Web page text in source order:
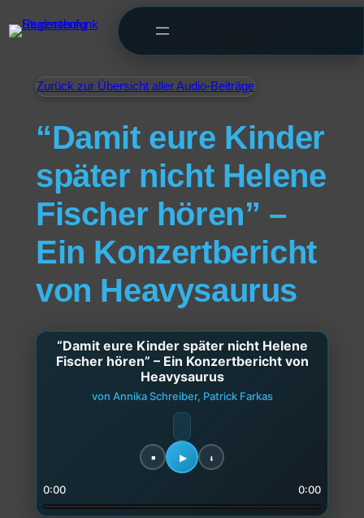
Zurück zur Übersicht aller Audio-Beiträge
“Damit eure Kinder
später nicht Helene
Fischer hören” –
Ein Konzertbericht
von Heavysaurus
“Damit eure Kinder später nicht Helene
Fischer hören” – Ein Konzertbericht von
Heavysaurus
von Annika Schreiber, Patrick Farkas
0:00 0:00